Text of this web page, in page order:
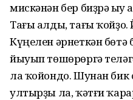
мискәнән бер биҙрә һыу
Тағы алды, тағы ҡойҙо.
Күңелен әрнеткән
йыуып төшөрөргә
ла ҡойондо. Шунан бик
ултырҙы ла, ҡәтғи